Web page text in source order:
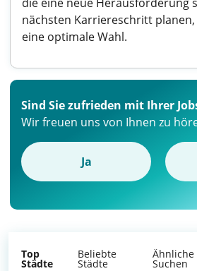
nächsten Karriereschritt
eine optimale Wahl.
Sind Sie zufrieden mit Ihrer
Wir freuen uns von Ihnen zu
Ja
Top
Städte
Beliebte
Städte
Ähnliche
Suchen